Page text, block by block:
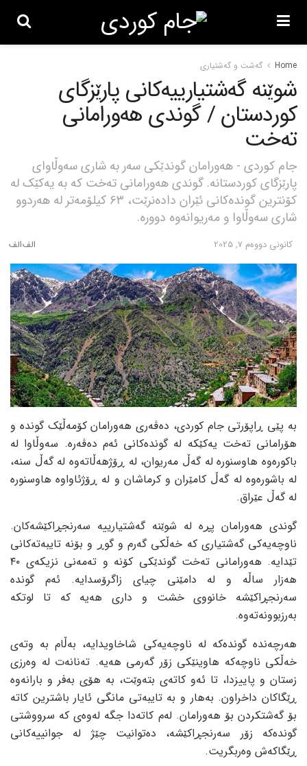
Home گه‌شت و گه‌شتیاری
شوێنە گەشتیارییەکانی پارێزگای
کوردستان / گوندی هەورامانی
تەخت
جام کوردی - هەورامان گوندێکی سەر بە شاری سەوڵاوای
پارێزگای کوردستانە. گوندی هەورامانی تەخت کە بە یەکێک لە
کۆنترین گوندەکانی ئێران دادەنرێت، ٦٣ کیلۆمەتر لە هەردوو
شاری سەوڵاوا و مەریوانەوە دوورە.
كانونی دووه‌م 7, 2025
بە پێی ڕاپۆرتی جام کوردی، دەڤەری هەورامان کۆمەڵێک گوندە و
هۆرامانی تەخت یەکێکە لە گوندەکانی ئەم دەڤەرە. سەوڵاوا لە
باکورەوە هاوسنورە لە گەڵ مەریوان، لە ڕۆژهەڵاتەوە لە گەڵ سنە،
لە باشورەوە لە گەڵ کامێران و کرماشان و لە ڕۆژئاواوە هاوسنورە
لە گەڵ عێراق.
گوندی هەورامان پڕە لە شوێنە گەشتیارییە سەرنجڕاکێشەکان.
ناوچەیەکی گەشتیاری کە خەڵکی گەرم و گوڕ و بۆنە تایبەتەکانی
تێدایە. هەورامانی تەخت گوندێکی کۆنە و تەمەنی نزیکەی ٤٠
هەزار ساڵە و لە دامێنی چیای زاگرۆسدایە. ئەم گوندە
سەرنجڕاکێشە خانووی خشت و داری هەیە کە تا لوتکە
بەرزبوونەتەوە.
هەرچەندە گوندەکە لە ناوچەیەکی شاخاویدایە، بەڵام بە وتەی
خەڵکی ناوچەکە هاوینێکی زۆر گەرمی هەیە. تەنانەت لە وەرزی
زستان و پاییزدا، تا ئەو کاتەی بتەوێت، بە هۆی بەفر و بارانەوە
ڕێگاکان داخراون. بەهار و بە تایبەتی مانگی ئایار باشترین کاتە
بۆ گەشتکردن بۆ هەورامان. لەم کاتەدا جگە لەوەی کە سرووشتی
گوندەکە زۆر سەرنجڕاکێشە، دەتوانیت چێژ لە جوانییەکانی
ڕێگاکەش وەربگریت.